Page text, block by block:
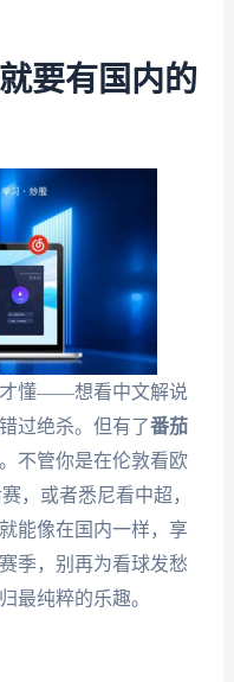
要有国内的
才懂——想看中文解说
过绝杀。但有了番茄
不管你是在伦敦看欧
，或者悉尼看中超，
能像在国内一样，享
季，别再为看球发愁
最纯粹的乐趣。